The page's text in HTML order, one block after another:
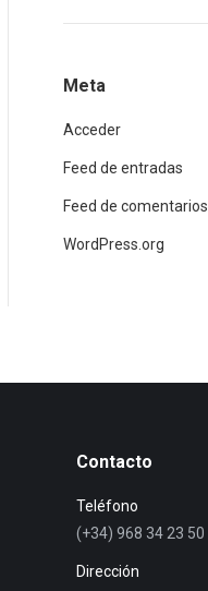
Meta
Acceder
Feed de entradas
Feed de comentarios
WordPress.org
Contacto
Teléfono
(+34) 968 34 23 50
Dirección